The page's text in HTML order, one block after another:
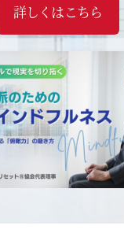
詳しくはこちら